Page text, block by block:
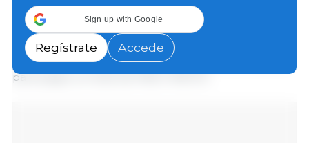
MIDA, Catalina Garrido dijo que esta administración
recibió una deuda total de PAB 4 340 850. De ese
total se han desembolsado PAB 3 508 530 entre el
2023 y 2024. Actualmente se encuentran en trámite
para pagos un total de PAB 3 918 513.
Sign up with Google
Regístrate Accede